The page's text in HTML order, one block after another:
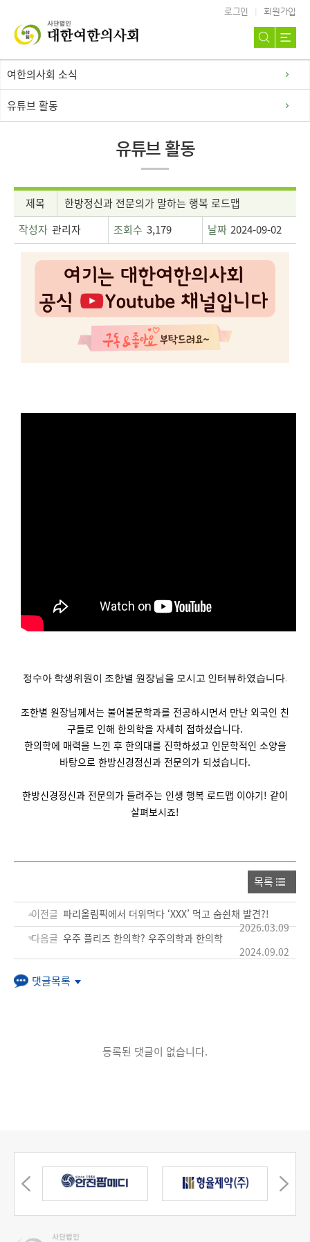
로그인 회원가입
여한의사회 소식
유튜브 활동
유튜브 활동
제목
한방정신과 전문의가 말하는 행복 로드맵
작성자 관리자 조회수 3,179 날짜 2024-09-02
정수아 학생위원이 조한별 원장님을 모시고 인터뷰하였습니다.
조한별 원장님께서는 불어불문학과를 전공하시면서 만난 외국인 친
구들로 인해 한의학을 자세히 접하셨습니다.
한의학에 매력을 느낀 후 한의대를 진학하셨고 인문학적인 소양을
바탕으로 한방신경정신과 전문의가 되셨습니다.
한방신경정신과 전문의가 들려주는 인생 행복 로드맵 이야기! 같이
살펴보시죠!
목록
이전글 파리올림픽에서 더위먹다 ‘XXX’ 먹고 숨쉰채 발견?!
2026.03.09
다음글 우주 플리즈 한의학? 우주의학과 한의학
2024.09.02
댓글목록
등록된 댓글이 없습니다.